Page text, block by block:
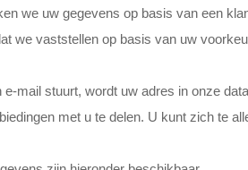
we uw gegevens op basis van een
we vaststellen op basis van uw
e-mail stuurt, wordt uw adres in onze
met u te delen. U kunt zich te